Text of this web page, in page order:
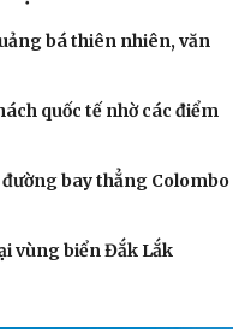
đến mới lạ ngoài
bá thiên nhiên, văn